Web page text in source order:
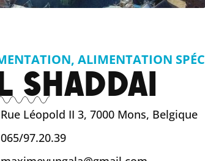
, ALIMENTATION
SHADDAI
Rue Léopold II 3, 7000 Mons, Belgique
065/97.20.39